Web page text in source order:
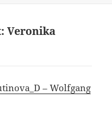
Veronika
– Wolfgang